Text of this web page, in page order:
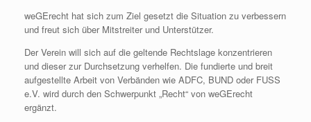
weGErecht hat sich zum Ziel gesetzt die Situation zu verbessern
und freut sich über Mitstreiter und Unterstützer.
Der Verein will sich auf die geltende Rechtslage konzentrieren
und dieser zur Durchsetzung verhelfen. Die fundierte und breit
aufgestellte Arbeit von Verbänden wie ADFC, BUND oder FUSS
e.V. wird durch den Schwerpunkt „Recht“ von weGErecht
ergänzt.